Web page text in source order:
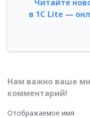
Читайте
в 1С Lite —
Нам важно ваше
комментарий!
Отображаемое имя